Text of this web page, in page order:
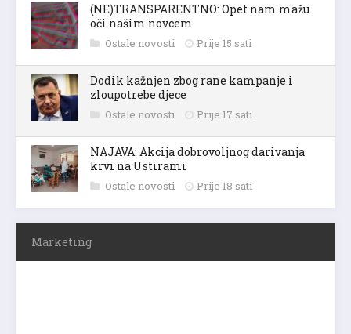
(NE)TRANSPARENTNO: Opet nam mažu
oči našim novcem
Ostale novosti Prije 15 sati
Dodik kažnjen zbog rane kampanje i
zloupotrebe djece
Ostale novosti Prije 17 sati
NAJAVA: Akcija dobrovoljnog darivanja
krvi na Ustirami
Ostale novosti Prije 18 sati
Marketing